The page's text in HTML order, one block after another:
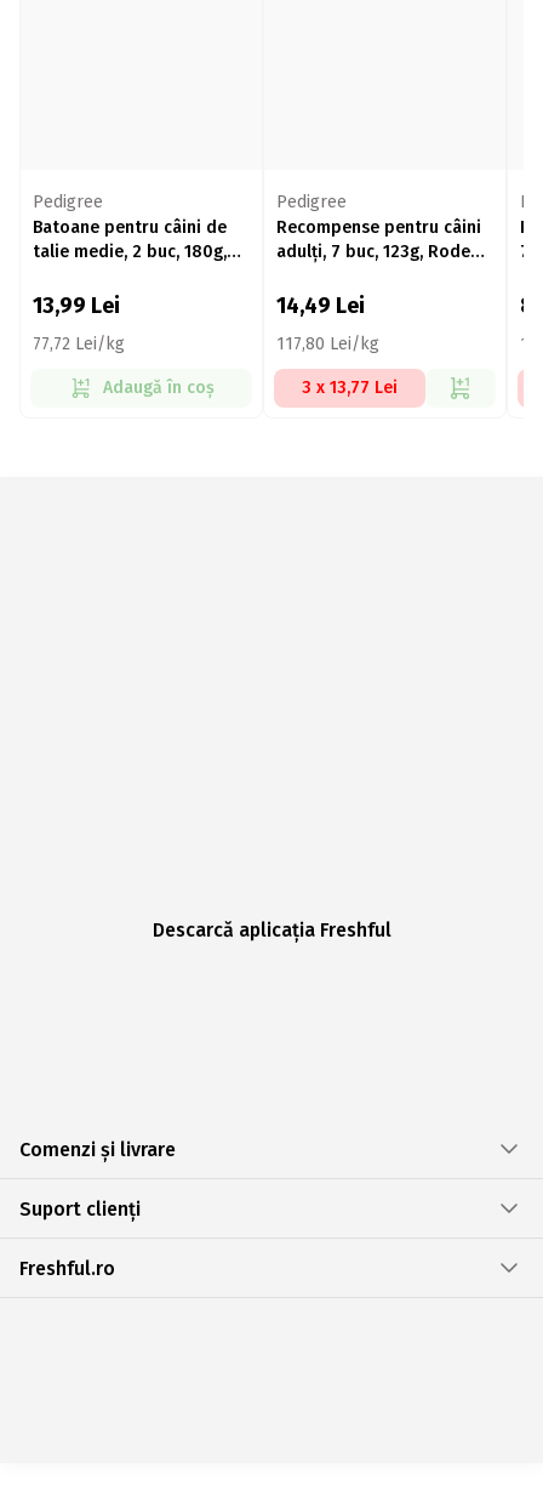
Pedigree
Batoane pentru câini de
talie medie, 2 buc, 180g,
pasăre
13,99 Lei
77,72 Lei/kg
Adaugă în coș
Pedigree
Recompense pentru câini
adulți, 7 buc, 123g, Rodeo
șuncă
14,49 Lei
117,80 Lei/kg
3 x 13,77 Lei
Descarcă aplicația Freshful
Comenzi și livrare
Suport clienți
Freshful.ro